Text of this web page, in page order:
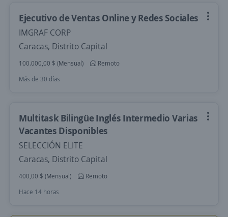
Ejecutivo de Ventas Online y Redes Sociales
IMGRAF CORP
Caracas, Distrito Capital
100.000,00 $ (Mensual)
Remoto
Más de 30 días
Multitask Bilingüe Inglés Intermedio Varias
Vacantes Disponibles
SELECCIÓN ELITE
Caracas, Distrito Capital
400,00 $ (Mensual)
Remoto
Hace 14 horas